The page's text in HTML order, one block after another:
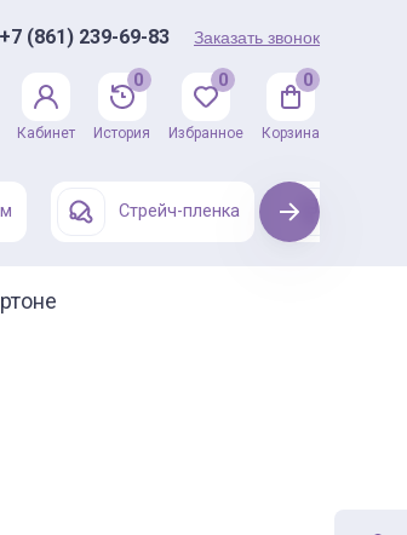
+7 (861) 239-69-83 Заказать звонок
Кабинет
0
История
0
Избранное
0
Корзина
Стрейч-пленка Next